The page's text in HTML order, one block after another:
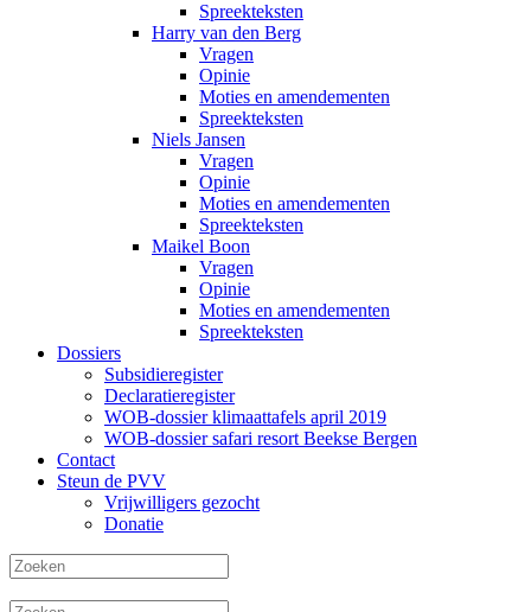
Spreekteksten
Harry van den Berg
Vragen
Opinie
Moties en amendementen
Spreekteksten
Niels Jansen
Vragen
Opinie
Moties en amendementen
Spreekteksten
Maikel Boon
Vragen
Opinie
Moties en amendementen
Spreekteksten
Dossiers
Subsidieregister
Declaratieregister
WOB-dossier klimaattafels april 2019
WOB-dossier safari resort Beekse Bergen
Contact
Steun de PVV
Vrijwilligers gezocht
Donatie